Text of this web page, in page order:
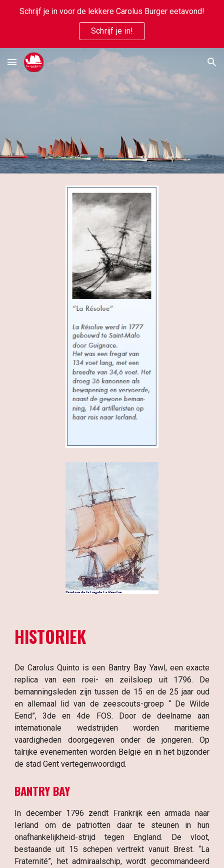
Skip to main content Skip to navigation
Schrijf je in voor de lekkere Carolus Burger eetavond!
Schrijf je in!
HISTORIEK
De Carolus Quinto is een Bantry Bay Yawl, een exacte
replica van een roei- en zeilsloep uit 1796. De
bemanningsleden zijn tussen de 15 en de 25 jaar oud
en allemaal lid van de zeescouts-groep “ De Wilde
Eend”, 3de en 4de FOS. Door de deelname aan
internationale wedstrijden worden maritieme
vaardigheden doorgegeven onder de jongeren. Op
talrijke evenementen worden België en in het bijzonder
de stad Gent vertegenwoordigd.
BANTRY BAY
In december 1796 zendt Frankrijk een armada naar
Ierland om de patriotten daar te steunen in hun
onafhankelijkheid-strijd tegen England. De vloot,
bestaande uit 15 schepen vertrekt vanuit Brest. “La
Fraternité”, het admiraalschip, wordt gecommandeerd